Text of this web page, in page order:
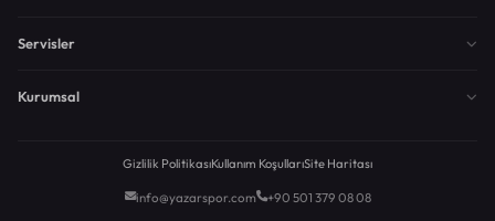
Servisler
Kurumsal
Gizlilik PolitikasıKullanım KoşullarıSite Haritası
info@yazarspor.com +90 501 379 08 08